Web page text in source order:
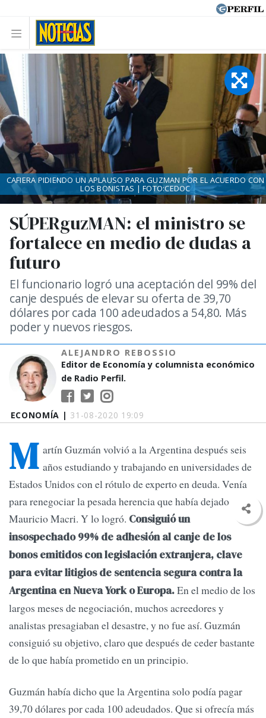
ECONOMÍA | 31-08-2020 19:09
SÚPERguzMAN: el ministro se
fortalece en medio de dudas a
futuro
El funcionario logró una aceptación del 99% del
canje después de elevar su oferta de 39,70
dólares por cada 100 adeudados a 54,80. Más
poder y nuevos riesgos.
ALEJANDRO REBOSSIO
Editor de Economía y columnista económico
de Radio Perfil.
CAFIERA PIDIENDO UN APLAUSO PARA GUZMAN POR EL ACUERDO CON
LOS BONISTAS | FOTO:CEDOC
M artín Guzmán volvió a la Argentina después seis
años estudiando y trabajando en universidades de
Estados Unidos con el rótulo de experto en deuda. Venía
para renegociar la pesada herencia que había dejado
Mauricio Macri. Y lo logró. Consiguió un
insospechado 99% de adhesión al canje de los
bonos emitidos con legislación extranjera, clave
para evitar litigios de sentencia segura contra la
Argentina en Nueva York o Europa.En el medio de los
largos meses de negociación, muchos acreedores y
analistas presagiaban el desastre, y no fue así. Guzmán
consiguió su objetivo, claro que después de ceder bastante
de lo que había prometido en un principio.
Guzmán había dicho que la Argentina solo podía pagar
39,70 dólares por cada 100 adeudados. Que si ofrecía más